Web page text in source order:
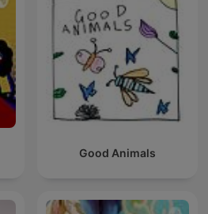
Good Animals